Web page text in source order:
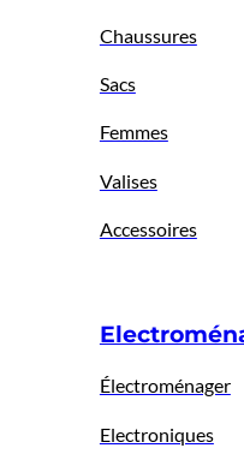
Chaussures
Sacs
Femmes
Valises
Accessoires
Électroménager
Electroniques